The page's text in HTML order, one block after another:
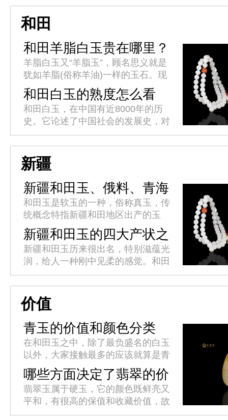
祈求平安吉祥。观音心性柔和，仪态
端庄，世事洞明，能永保平安，消
灾...
和田
和田羊脂白玉贵在哪里？
羊脂白玉又“羊脂玉”，顾名思义就是
犹如羊脂(俗称羊油)一样的玉石。现
代对羊脂白玉的标准是：其透闪石成
分必须达到99%以上，羊脂白玉的鉴
别还必须满足，质地纯、结构...
和田白玉的熟度怎么看
呢？
和田白玉，在中国有近8000年的历
史。它论述了中国社会的发展史，对
中国传统文化有着深刻的理解，有着
丰富的历史文化价值。白玉有着巨大
的投资空间和收藏价值，而白玉的...
新疆
新疆和田玉、俄料、青海
料、韩料的区别
和田玉是软玉的一种，俗称真玉，传
统概念特指新疆和田地区出产的玉
石，和田玉是国内高端具有领创品牌
的软玉，新国标泛指硬度在60至65
之间玉石的名称。新疆和田玉、俄
料...
新疆和田玉的四大产状之
分
新疆和田玉历来很出名，特别滋蕴光
润，给人一种刚中见柔的感觉。和田
古时候被称为“于阗”，中国藏语中意
为“产玉石的地方”，和田地处新疆的
最南端，南依昆仑山、北部则深...
价值
青玉的价值和颜色分类
在和田玉之中，除了最负盛名的白玉
以外，大家接触最多的应该就算是青
玉了。青玉的物质成分跟白玉相近，
其颜色成因也与白玉一样，只不过是
因为含有的微量元素铁的不同而呈
现...
哪些方面决定了翡翠的价
值？
翡翠玉属于硬玉，它的颜色既鲜亮又
平和，有很高的保值和收藏价值，故
而称为“玉中之王”。翡翠之美，美在